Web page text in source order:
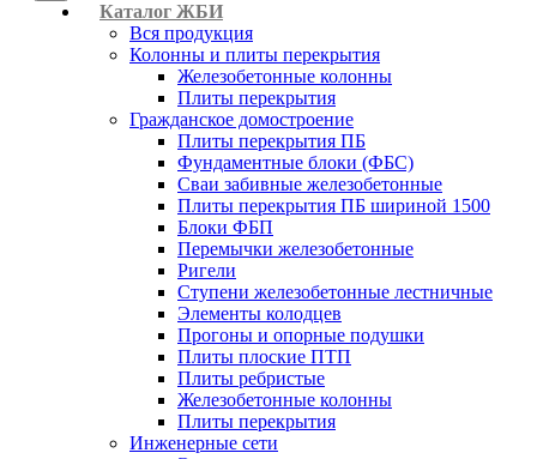
Каталог ЖБИ
Вся продукция
Колонны и плиты перекрытия
Железобетонные колонны
Плиты перекрытия
Гражданское домостроение
Плиты перекрытия ПБ
Фундаментные блоки (ФБС)
Сваи забивные железобетонные
Плиты перекрытия ПБ шириной 1500
Блоки ФБП
Перемычки железобетонные
Ригели
Ступени железобетонные лестничные
Элементы колодцев
Прогоны и опорные подушки
Плиты плоские ПТП
Плиты ребристые
Железобетонные колонны
Плиты перекрытия
Инженерные сети